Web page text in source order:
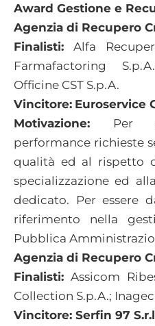
Award Gestione e
Agenzia di Recupero
Finalisti: Alfa
Farmafactoring
Officine CST S.p.A.
Vincitore: Euroservice
Motivazione:
Per
performance richieste
qualità ed al rispetto
specializzazione ed
dedicato. Per essere
riferimento nella
Pubblica
Agenzia di Recupero
Finalisti: Assicom
Collection S.p.A.; Inagec
Vincitore: Serfin 97